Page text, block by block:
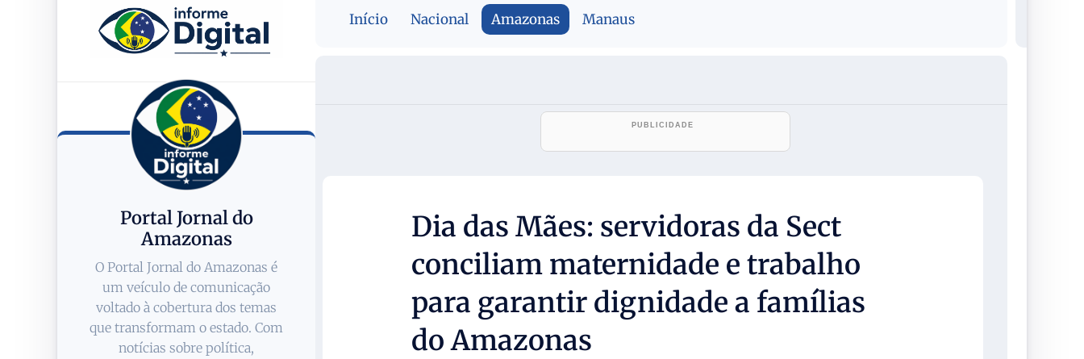
Portal Jornal do
Amazonas
O Portal Jornal do Amazonas é
um veículo de comunicação
voltado à cobertura dos temas
que transformam o estado. Com
notícias sobre política,
Início Nacional Amazonas Manaus
Dia das Mães: servidoras da Sect
conciliam maternidade e trabalho
para garantir dignidade a famílias
do Amazonas